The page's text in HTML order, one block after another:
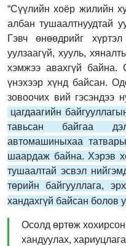
“Сүүлийн хоёр жилийн
албан тушаалтнуудтай
Гэвч өнөөдрийг
уулзаагүй, хууль,
хэмжээ авахгүй
үнэхээр хүнд байсан.
зовоочих вий гэсэндээ
цагдаагийн
тавьсан байгаа
автомашиныхаа
шаардаж байна. Хэрэв
тушаалтай эсвэл
төрийн байгууллага,
хандахгүй байсан болов
Осолд өртөж
хандуулах,